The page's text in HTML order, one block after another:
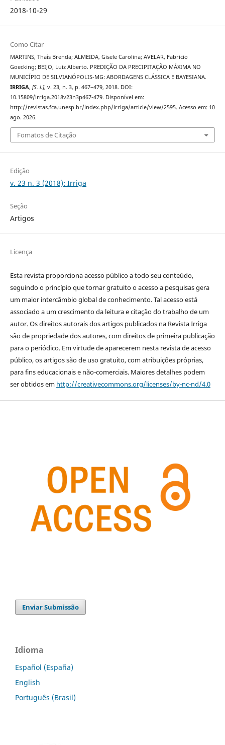
2018-10-29
Como Citar
MARTINS, Thaís Brenda; ALMEIDA, Gisele Carolina; AVELAR, Fabricio
Goecking; BEIJO, Luiz Alberto. PREDIÇÃO DA PRECIPITAÇÃO MÁXIMA NO
MUNICÍPIO DE SILVIANÓPOLIS-MG: ABORDAGENS CLÁSSICA E BAYESIANA.
IRRIGA, [S. l.], v. 23, n. 3, p. 467–479, 2018. DOI:
10.15809/irriga.2018v23n3p467-479. Disponível em:
http://revistas.fca.unesp.br/index.php/irriga/article/view/2595. Acesso em: 10
ago. 2026.
Fomatos de Citação
Edição
v. 23 n. 3 (2018): Irriga
Seção
Artigos
Licença
Esta revista proporciona acesso público a todo seu conteúdo,
seguindo o princípio que tornar gratuito o acesso a pesquisas gera
um maior intercâmbio global de conhecimento. Tal acesso está
associado a um crescimento da leitura e citação do trabalho de um
autor. Os direitos autorais dos artigos publicados na Revista Irriga
são de propriedade dos autores, com direitos de primeira publicação
para o periódico. Em virtude de aparecerem nesta revista de acesso
público, os artigos são de uso gratuito, com atribuições próprias,
para fins educacionais e não-comerciais. Maiores detalhes podem
ser obtidos em http://creativecommons.org/licenses/by-nc-nd/4.0
Enviar Submissão
Idioma
Español (España)
English
Português (Brasil)